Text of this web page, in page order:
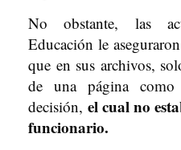
No obstante, las
Educación le
que en sus archivos,
de una página como
decisión, el cual no
funcionario.